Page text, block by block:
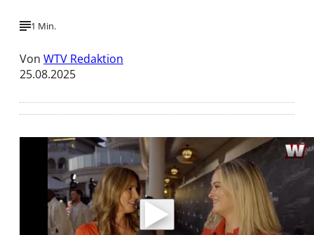
1 Min.
Von WTV Redaktion
25.08.2025
Mit der Wiedergabe dieses Videos werden
Daten an Youtube übertragen.
Hinweise dazu erhalten Sie in der Datenschutzerklärung.